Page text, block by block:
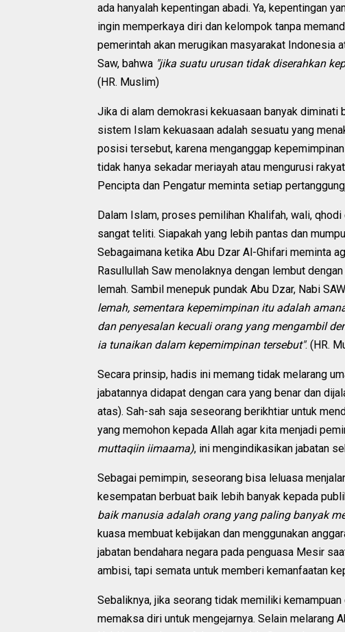
ada hanyalah kepentingan abadi. Ya, kepentingan
ingin memperkaya diri dan kelompok tanpa
pemerintah akan merugikan masyarakat Indonesia
Saw, bahwa "jika suatu urusan tidak diserahkan
(HR. Muslim)
Jika di alam demokrasi kekuasaan banyak diminati
sistem Islam kekuasaan adalah sesuatu yang
posisi tersebut, karena menganggap
tidak hanya sekadar meriayah atau mengurusi
Pencipta dan Pengatur meminta setiap
Dalam Islam, proses pemilihan Khalifah, wali,
sangat teliti. Siapakah yang lebih pantas dan
Sebagaimana ketika Abu Dzar Al-Ghifari meminta
Rasullullah Saw menolaknya dengan lembut
lemah. Sambil menepuk pundak Abu Dzar, Nabi
lemah, sementara kepemimpinan itu adalah
dan penyesalan kecuali orang yang mengambil
ia tunaikan dalam kepemimpinan tersebut". (HR.
Secara prinsip, hadis ini memang tidak melarang
jabatannya didapat dengan cara yang benar dan
atas). Sah-sah saja seseorang berikhtiar untuk
yang memohon kepada Allah agar kita menjadi
muttaqiin iimaama), ini mengindikasikan jabatan
Sebagai pemimpin, seseorang bisa leluasa
kesempatan berbuat baik lebih banyak kepada
baik manusia adalah orang yang paling banyak
kuasa membuat kebijakan dan menggunakan
jabatan bendahara negara pada penguasa Mesir
ambisi, tapi semata untuk memberi kemanfaatan
Sebaliknya, jika seorang tidak memiliki
memaksa diri untuk mengejarnya. Selain melarang